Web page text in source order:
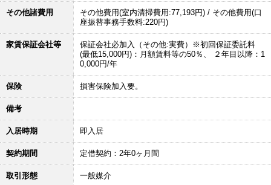
その他諸費用
その他費用(室内清掃費用:77,193円) / その他費用(口
座振替事務手数料:220円)
家賃保証会社等
保証会社必加入（その他:実費）※初回保証委託料
(最低15,000円)：月額賃料等の50％、 ２年目以降：1
0,000円/年
保険 損害保険加入要。
備考
入居時期 即入居
契約期間 定借契約：2年0ヶ月間
取引形態 一般媒介